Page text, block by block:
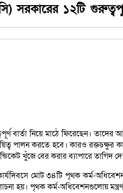
সরকারের ১২টি
বার্তা নিয়ে মাঠে ফিরেছেন।
পালন করতে হবে। কারও
খুঁজে বের করার ব্যাপারে তাগিদ
মোট ৩৪টি পৃথক কর্ম-
পৃথক কর্ম-অধিবেশনগুলোয়